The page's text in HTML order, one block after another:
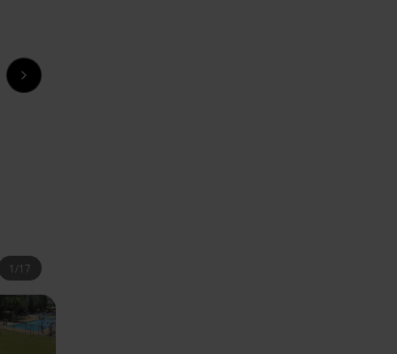
Next slide
1/17